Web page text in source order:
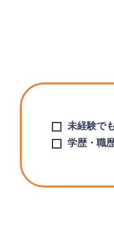
未経験で
学歴・職